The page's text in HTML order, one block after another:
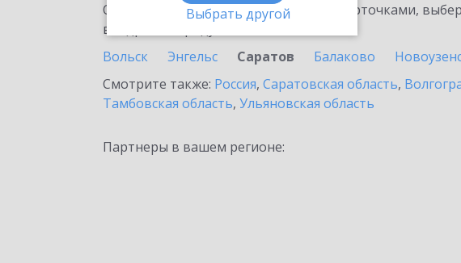
Выбрать другой
Ознакомьтесь с информационными карточками,
внедрение продукта.
Вольск
Энгельс Саратов Балаково
Смотрите также: Россия, Саратовская область,
Тамбовская область, Ульяновская область
Партнеры в вашем регионе: